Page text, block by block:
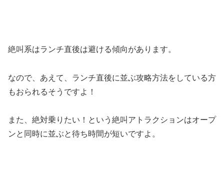
絶叫系はランチ直後は避ける傾向があります。
なので、あえて、ランチ直後に並ぶ攻略方法をしている方
もおられるそうですよ！
また、絶対乗りたい！という絶叫アトラクションはオープ
ンと同時に並ぶと待ち時間が短いですよ。